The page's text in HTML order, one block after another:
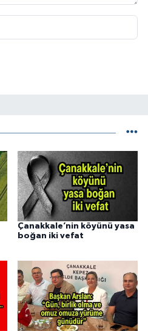
Çanakkale’nin köyünü yasa
boğan iki vefat